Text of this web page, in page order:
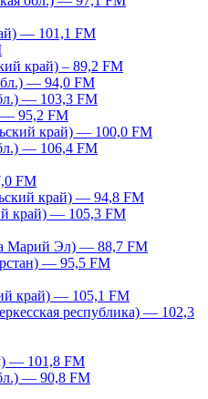
— 101,1 FM
край) – 89,2 FM
— 94,0 FM
— 103,3 FM
— 95,2 FM
край) — 100,0 FM
— 106,4 FM
FM
край) — 94,8 FM
край) — 105,3 FM
Марий Эл) — 88,7 FM
— 95,5 FM
край) — 105,1 FM
республика) — 102,3
— 101,8 FM
— 90,8 FM